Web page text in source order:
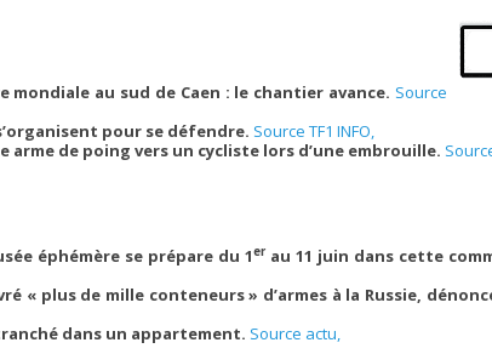
mondiale au sud de Caen : le chantier avance. Source
pour se défendre. Source TF1 INFO,
de poing vers un cycliste lors d’une embrouille.
éphémère se prépare du 1erau 11 juin dans cette
« plus de mille conteneurs » d’armes à la Russie,
dans un appartement. Source actu,